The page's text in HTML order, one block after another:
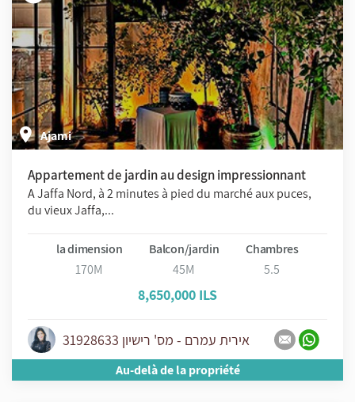
Ajami
Appartement de jardin au design impressionnant
A Jaffa Nord, à 2 minutes à pied du marché aux puces,
du vieux Jaffa,...
la dimension
170M
Balcon/jardin
45M
Chambres
5.5
8,650,000 ILS
אירית עמרם - מס' רישיון 31928633
Au-delà de la propriété